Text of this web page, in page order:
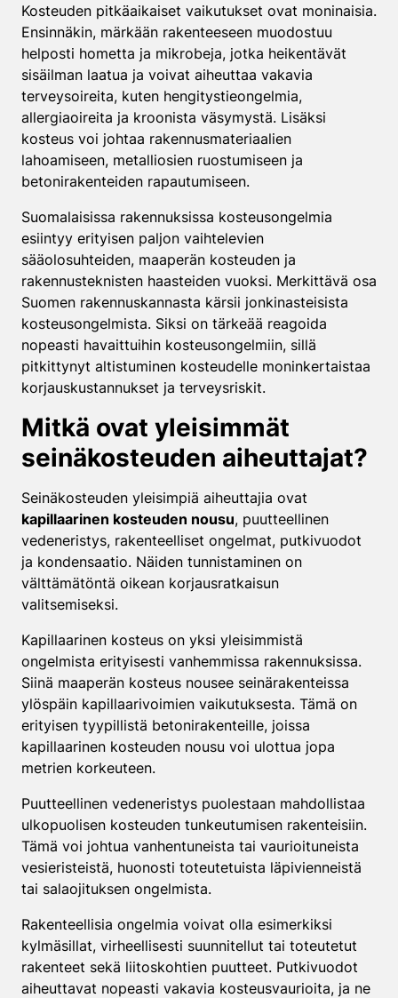
Kosteuden pitkäaikaiset vaikutukset ovat moninaisia.
Ensinnäkin, märkään rakenteeseen muodostuu
helposti hometta ja mikrobeja, jotka heikentävät
sisäilman laatua ja voivat aiheuttaa vakavia
terveysoireita, kuten hengitystieongelmia,
allergiaoireita ja kroonista väsymystä. Lisäksi
kosteus voi johtaa rakennusmateriaalien
lahoamiseen, metalliosien ruostumiseen ja
betonirakenteiden rapautumiseen.
Suomalaisissa rakennuksissa kosteusongelmia
esiintyy erityisen paljon vaihtelevien
sääolosuhteiden, maaperän kosteuden ja
rakennusteknisten haasteiden vuoksi. Merkittävä osa
Suomen rakennuskannasta kärsii jonkinasteisista
kosteusongelmista. Siksi on tärkeää reagoida
nopeasti havaittuihin kosteusongelmiin, sillä
pitkittynyt altistuminen kosteudelle moninkertaistaa
korjauskustannukset ja terveysriskit.
Mitkä ovat yleisimmät
seinäkosteuden aiheuttajat?
Seinäkosteuden yleisimpiä aiheuttajia ovat
kapillaarinen kosteuden nousu, puutteellinen
vedeneristys, rakenteelliset ongelmat, putkivuodot
ja kondensaatio. Näiden tunnistaminen on
välttämätöntä oikean korjausratkaisun
valitsemiseksi.
Kapillaarinen kosteus on yksi yleisimmistä
ongelmista erityisesti vanhemmissa rakennuksissa.
Siinä maaperän kosteus nousee seinärakenteissa
ylöspäin kapillaarivoimien vaikutuksesta. Tämä on
erityisen tyypillistä betonirakenteille, joissa
kapillaarinen kosteuden nousu voi ulottua jopa
metrien korkeuteen.
Puutteellinen vedeneristys puolestaan mahdollistaa
ulkopuolisen kosteuden tunkeutumisen rakenteisiin.
Tämä voi johtua vanhentuneista tai vaurioituneista
vesieristeistä, huonosti toteutetuista läpivienneistä
tai salaojituksen ongelmista.
Rakenteellisia ongelmia voivat olla esimerkiksi
kylmäsillat, virheellisesti suunnitellut tai toteutetut
rakenteet sekä liitoskohtien puutteet. Putkivuodot
aiheuttavat nopeasti vakavia kosteusvaurioita, ja ne